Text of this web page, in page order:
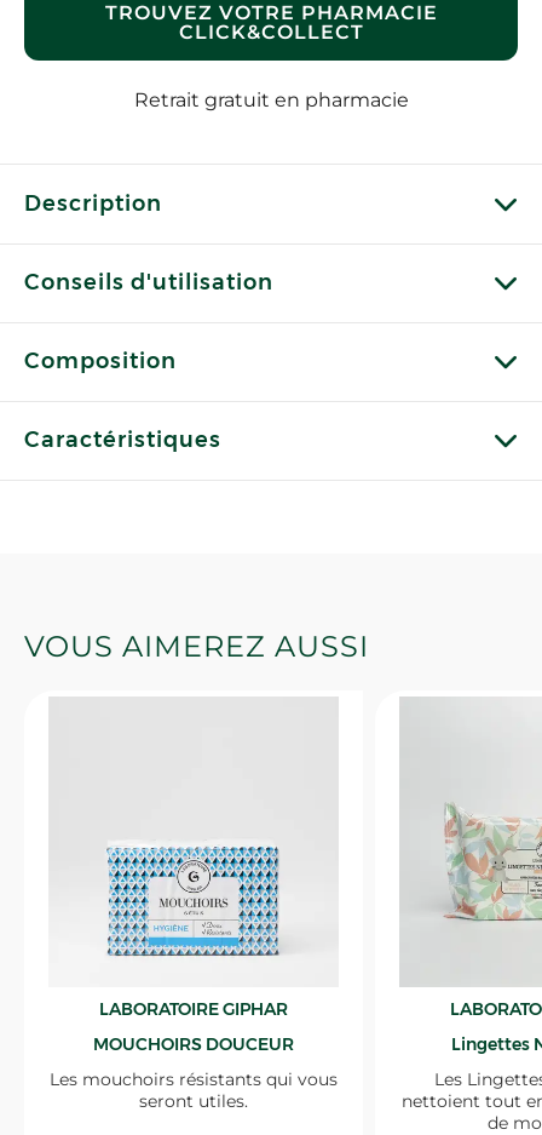
TROUVEZ VOTRE PHARMACIE
CLICK&COLLECT
Retrait gratuit en pharmacie
Description
Conseils d'utilisation
Composition
Caractéristiques
VOUS AIMEREZ AUSSI
LABORATOIRE GIPHAR
MOUCHOIRS DOUCEUR
Les mouchoirs résistants qui vous
seront utiles.
Lingettes
Les
nettoient tout
de